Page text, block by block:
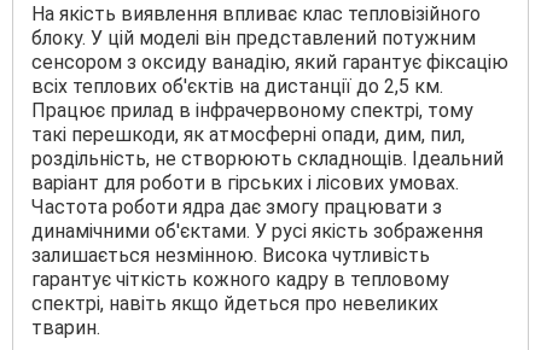
На якість виявлення впливає клас тепловізійного
блоку. У цій моделі він представлений потужним
сенсором з оксиду ванадію, який гарантує фіксацію
всіх теплових об'єктів на дистанції до 2,5 км.
Працює прилад в інфрачервоному спектрі, тому
такі перешкоди, як атмосферні опади, дим, пил,
роздільність, не створюють складнощів. Ідеальний
варіант для роботи в гірських і лісових умовах.
Частота роботи ядра дає змогу працювати з
динамічними об'єктами. У русі якість зображення
залишається незмінною. Висока чутливість
гарантує чіткість кожного кадру в тепловому
спектрі, навіть якщо йдеться про невеликих
тварин.